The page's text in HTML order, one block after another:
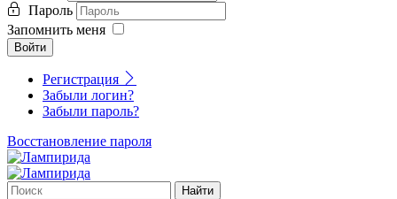
Пароль
Запомнить меня
Войти
Регистрация
Забыли логин?
Забыли пароль?
Восстановление пароля